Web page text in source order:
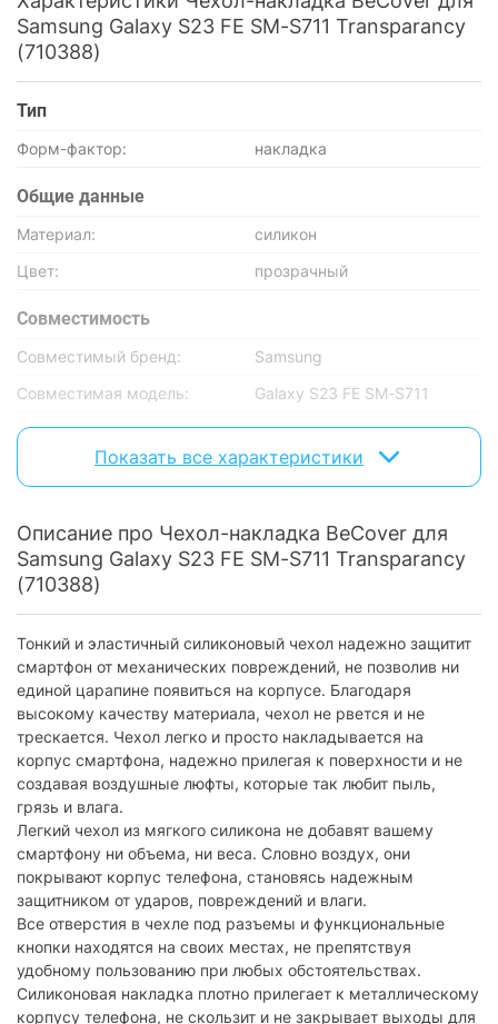
Samsung Galaxy S23 FE SM-S711 Transparancy
(710388)
Тип
Форм-фактор: накладка
Общие данные
Материал:
силикон
Цвет:
прозрачный
Совместимость
Совместимый бренд:
Samsung
Совместимая модель:
Galaxy S23 FE SM-S711
Характеристики и комплектация товара могут изменяться
производителем без уведомления.
Показать все характеристики
Описание про Чехол-накладка BeCover для
Samsung Galaxy S23 FE SM-S711 Transparancy
(710388)
Тонкий и эластичный силиконовый чехол надежно защитит
смартфон от механических повреждений, не позволив ни
единой царапине появиться на корпусе. Благодаря
высокому качеству материала, чехол не рвется и не
трескается. Чехол легко и просто накладывается на
корпус смартфона, надежно прилегая к поверхности и не
создавая воздушные люфты, которые так любит пыль,
грязь и влага.
Легкий чехол из мягкого силикона не добавят вашему
смартфону ни объема, ни веса. Словно воздух, они
покрывают корпус телефона, становясь надежным
защитником от ударов, повреждений и влаги.
Все отверстия в чехле под разъемы и функциональные
кнопки находятся на своих местах, не препятствуя
удобному пользованию при любых обстоятельствах.
Силиконовая накладка плотно прилегает к металлическому
корпусу телефона, не скользит и не закрывает выходы для